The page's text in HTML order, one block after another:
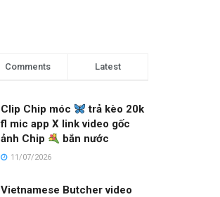
Comments Latest
Clip Chip móc
trả kèo 20k
fl mic app X link video gốc
ảnh Chip
bắn nước
11/07/2026
Vietnamese Butcher video